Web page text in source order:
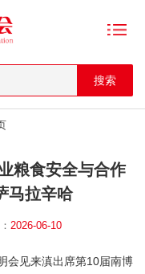
粮食安全与合作
马拉辛哈
2026-06-10
会见来滇出席第10届南博